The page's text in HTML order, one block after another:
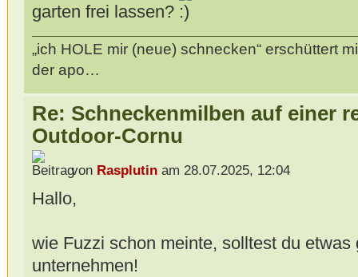
garten frei lassen?
„ich HOLE mir (neue) schnecken“ erschüttert
der apo…
Re: Schneckenmilben auf einer
Outdoor-Cornu
von Rasplutinam 28.07.2025, 12:04
Hallo,
wie Fuzzi schon meinte, solltest du
unternehmen!